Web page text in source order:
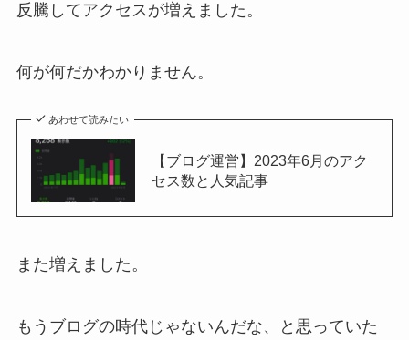
反騰してアクセスが増えました。
何が何だかわかりません。
あわせて読みたい
【ブログ運営】2023年6月のアク
セス数と人気記事
また増えました。
もうブログの時代じゃないんだな、と思っていた